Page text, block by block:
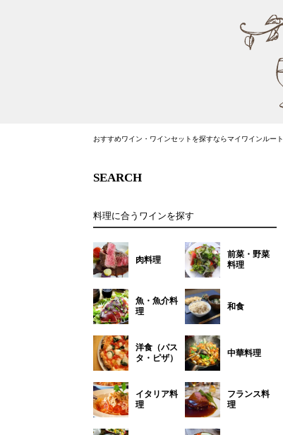
おすすめワイン・ワインセットを探すならマイワインルート
SEARCH
料理に合うワインを探す
肉料理
前菜・野菜
料理
魚・魚介料
理
和食
洋食（パス
タ・ピザ）
中華料理
イタリア料
理
フランス料
理